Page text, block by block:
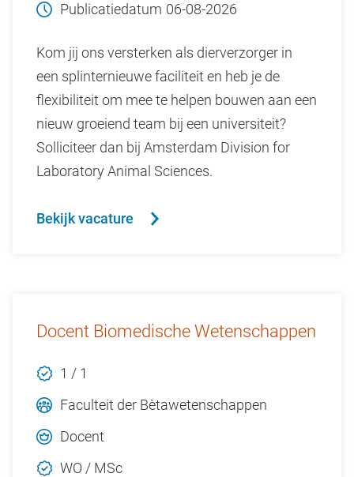
Publicatiedatum 06-08-2026
Kom jij ons versterken als dierverzorger in
een splinternieuwe faciliteit en heb je de
flexibiliteit om mee te helpen bouwen aan een
nieuw groeiend team bij een universiteit?
Solliciteer dan bij Amsterdam Division for
Laboratory Animal Sciences.
Bekijk vacature
Docent Biomedische Wetenschappen
1 / 1
Faculteit der Bètawetenschappen
Docent
WO / MSc